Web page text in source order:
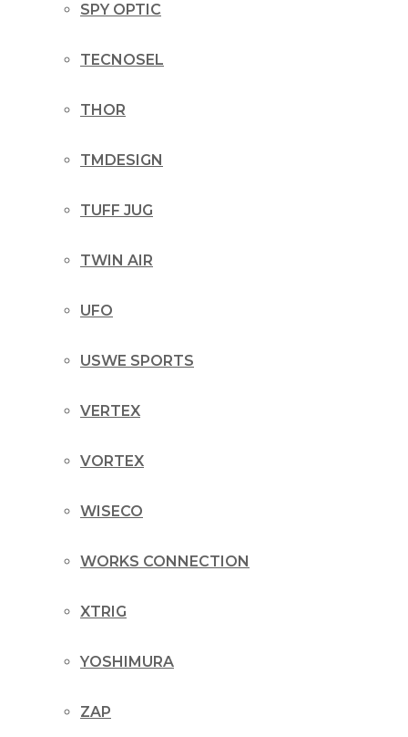
SPY OPTIC
TECNOSEL
THOR
TMDESIGN
TUFF JUG
TWIN AIR
UFO
USWE SPORTS
VERTEX
VORTEX
WISECO
WORKS CONNECTION
XTRIG
YOSHIMURA
ZAP